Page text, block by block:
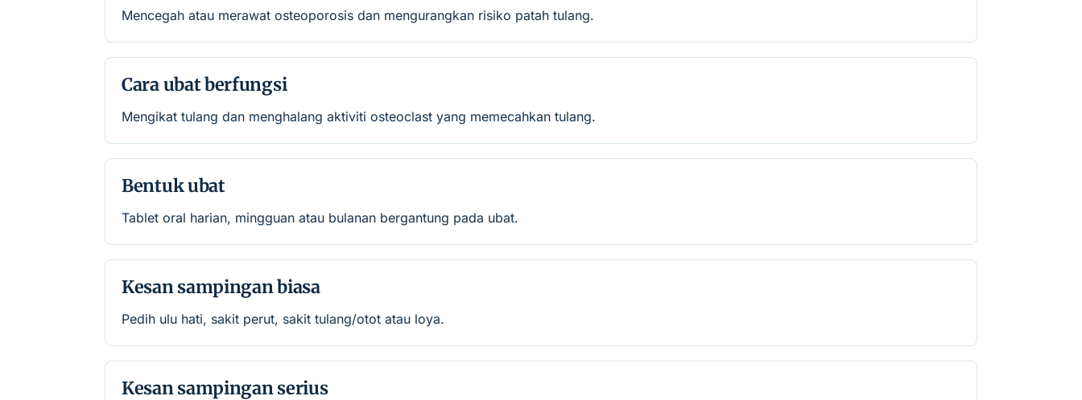
Mencegah atau merawat osteoporosis dan mengurangkan risiko patah tulang.
Cara ubat berfungsi
Mengikat tulang dan menghalang aktiviti osteoclast yang memecahkan tulang.
Bentuk ubat
Tablet oral harian, mingguan atau bulanan bergantung pada ubat.
Kesan sampingan biasa
Pedih ulu hati, sakit perut, sakit tulang/otot atau loya.
Kesan sampingan serius